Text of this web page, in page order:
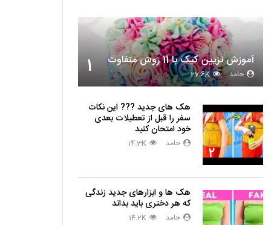
1 آموزش تزیین کیک با 11 روش متفاوت
حامد 27.6K
2
هک های جدید ??️? این نکات
سفر را قبل از تعطیلات بعدی
خود امتحان کنید
حامد 14.3K
هک ها و ابزارهای جدید زندگی
که هر دختری باید بداند
حامد 14.2K